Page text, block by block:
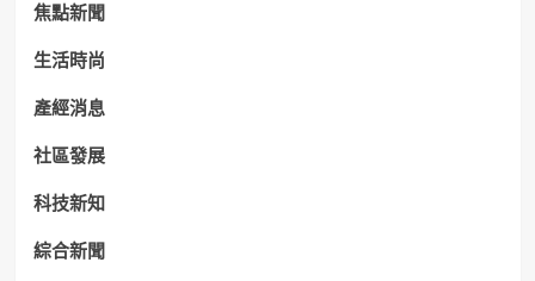
焦點新聞
生活時尚
產經消息
社區發展
科技新知
綜合新聞